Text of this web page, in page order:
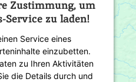
Zustimmung, um
Service zu laden!
Service eines
einzubetten.
zu Ihren Aktivitäten
die Details durch und